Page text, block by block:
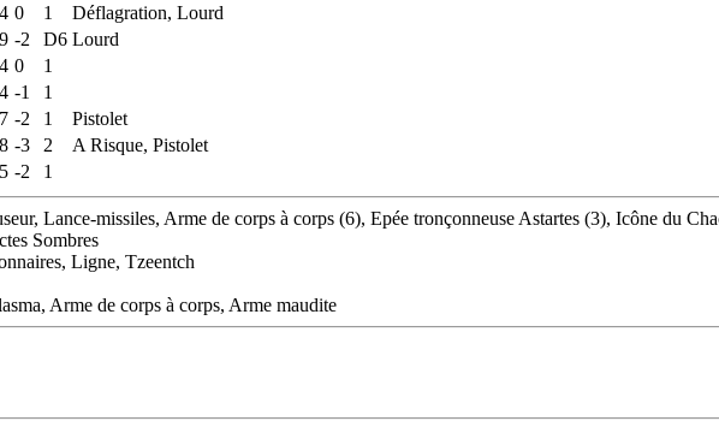
4 0 1
Déflagration, Lourd
9 -2 D6 Lourd
4 0
1
4 -1
1
7 -2 1
Pistolet
8 -3 2
A Risque, Pistolet
5 -2 1
Lance-missiles, Arme de corps à corps (6), Epée tronçonneuse Astartes (3), Icône du
Sombres
Ligne, Tzeentch
Arme de corps à corps, Arme maudite